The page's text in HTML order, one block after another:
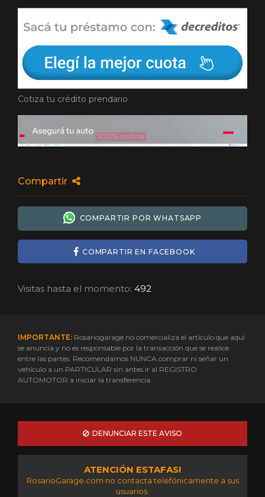
Cotiza tu crédito prendario
Compartir
COMPARTIR POR WHATSAPP
COMPARTIR EN FACEBOOK
Visitas hasta el momento: 492
IMPORTANTE: Rosariogarage no comercializa el artículo que aquí
se anuncia y no es responsable por la transacción que se realice
entre las partes. Recomendamos NUNCA comprar ni señar un
vehículo a un PARTICULAR sin antes ir al REGISTRO
AUTOMOTOR a iniciar la transferencia.
DENUNCIAR ESTE AVISO
ATENCIÓN ESTAFAS!
RosarioGarage.com no contacta telefónicamente a sus
usuarios.